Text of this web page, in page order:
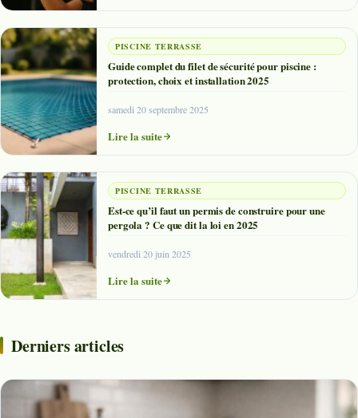
PISCINE TERRASSE
Guide complet du filet de sécurité pour piscine :
protection, choix et installation 2025
samedi 20 septembre 2025
Lire la suite
PISCINE TERRASSE
Est-ce qu’il faut un permis de construire pour une
pergola ? Ce que dit la loi en 2025
vendredi 20 juin 2025
Lire la suite
Derniers articles